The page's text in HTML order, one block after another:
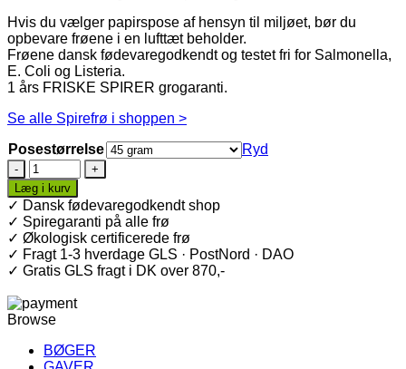
Hvis du vælger papirspose af hensyn til miljøet, bør du
opbevare frøene i en lufttæt beholder.
Frøene dansk fødevaregodkendt og testet fri for Salmonella,
E. Coli og Listeria.
1 års FRISKE SPIRER grogaranti.
Se alle Spirefrø i shoppen >
Posestørrelse
Ryd
Rucola
·
Økologiske
spirefrø
antal
Læg i kurv
✓ Dansk fødevaregodkendt shop
✓ Spiregaranti på alle frø
✓ Økologisk certificerede frø
✓ Fragt 1-3 hverdage GLS · PostNord · DAO
✓ Gratis GLS fragt i DK over 870,-
Browse
BØGER